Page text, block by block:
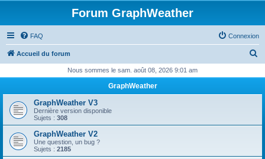
Forum GraphWeather
FAQ Connexion
Accueil du forum
h
r
Nous sommes le sam. août 08, 2026 9:01 am
GraphWeather
GraphWeather V3
Dernière version disponible
Sujets : 308
GraphWeather V2
Une question, un bug ?
Sujets : 2185